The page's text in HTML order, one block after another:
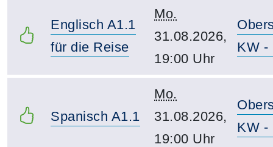
Englisch A1.1
für die Reise
Mo.
31.08.2026,
19:00 Uhr
KW -
Spanisch A1.1
Mo.
31.08.2026,
19:00 Uhr
KW -